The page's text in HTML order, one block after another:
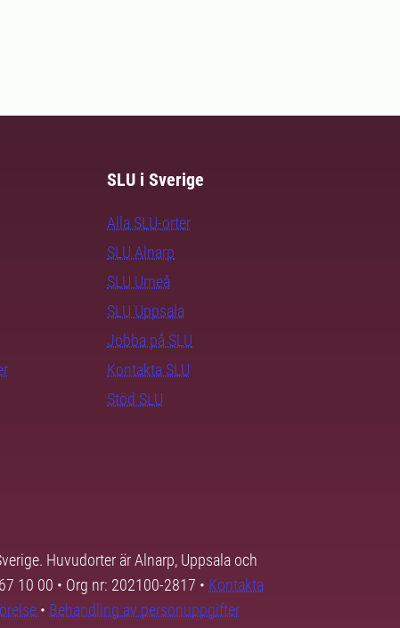
SLU i Sverige
Alla SLU-orter
SLU Alnarp
SLU Umeå
SLU Uppsala
Jobba på SLU
Kontakta SLU
Stöd SLU
Huvudorter är Alnarp, Uppsala och
10 00 • Org nr: 202100-2817 • Kontakta
• Behandling av personuppgifter